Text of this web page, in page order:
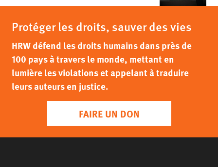
Protéger les droits, sauver des vies
HRW défend les droits humains dans près de
100 pays à travers le monde, mettant en
lumière les violations et appelant à traduire
leurs auteurs en justice.
FAIRE UN DON